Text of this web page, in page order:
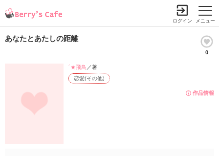
メニュー
ログイン
あなたとあたしの距離
0
作品情報
恋愛(その他)
´★飛鳥 ／著